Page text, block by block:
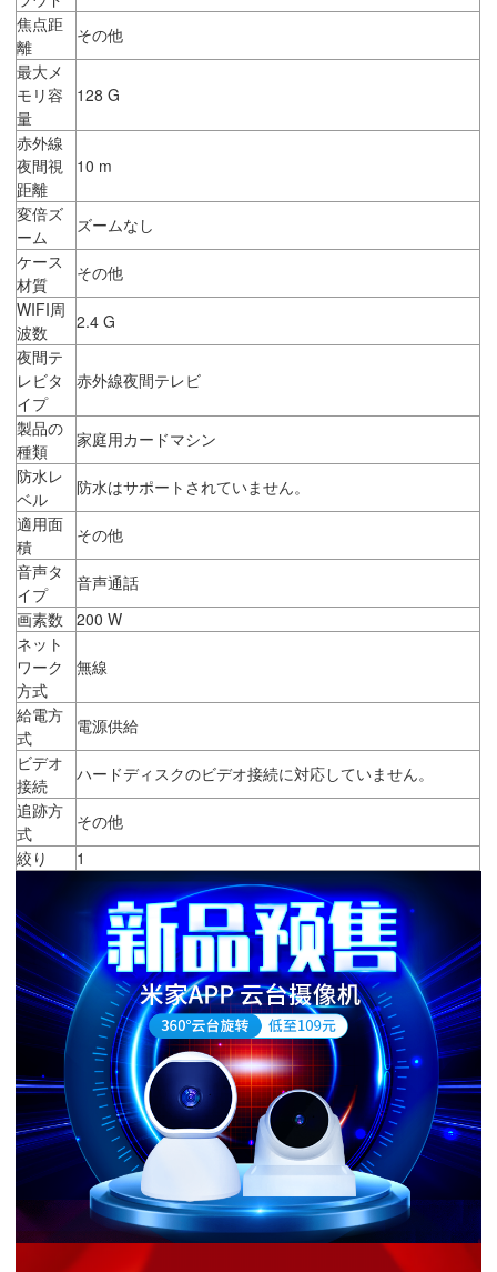
焦点距
離
その他
最大メ
モリ容
量
128 G
赤外線
夜間視
距離
10 m
変倍ズ
ーム
ズームなし
ケース
材質
その他
WIFI周
波数
2.4 G
夜間テ
レビタ
イプ
赤外線夜間テレビ
製品の
種類
家庭用カードマシン
防水レ
ベル
防水はサポートされていません。
適用面
積
その他
音声タ
イプ
音声通話
画素数
200 W
ネット
ワーク
方式
無線
給電方
式
電源供給
ビデオ
接続
ハードディスクのビデオ接続に対応していません。
追跡方
式
その他
絞り
1